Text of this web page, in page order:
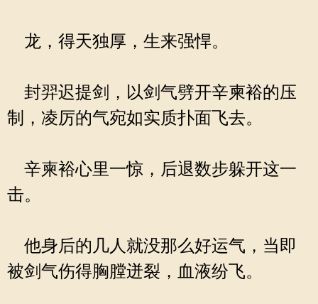
龙，得天独厚，生来强悍。
封羿迟提剑，以剑气劈开辛柬裕的压
制，凌厉的气宛如实质扑面飞去。
辛柬裕心里一惊，后退数步躲开这一
击。
他身后的几人就没那么好运气，当即
被剑气伤得胸膛迸裂，血液纷飞。